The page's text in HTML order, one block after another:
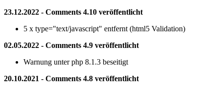
23.12.2022 - Comments 4.10 veröffentlicht
5 x type="text/javascript" entfernt (html5 Validation)
02.05.2022 - Comments 4.9 veröffentlicht
Warnung unter php 8.1.3 beseitigt
20.10.2021 - Comments 4.8 veröffentlicht